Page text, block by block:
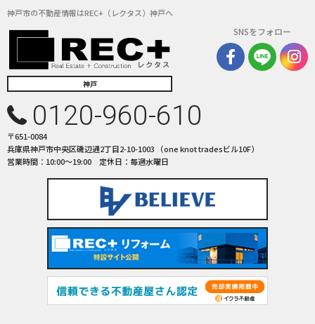
３．お客様の情報の利用目的
当社は、不動産についてのサービスをお客さまにご利用いただくにあた
り、各種の申込みの受付、訪問、提案、見積、各種の工事やサービス提供
等の機会に、当社が直接あるいは協力会社又は業務委託先等を通じて、お
客さまの個人情報（お客さまの電子メールアドレス、氏名、住所、電話番
号等）を取得いたしますが、これらの個人情報は下記の目的に利用させて
いただきます。
(1) 不動産についてのサービスの提供
(2) 不動産についてのサービスのアフターサービスの提供
(3) 不動産についてのサービスのお知らせ・ＰＲ、調査・データ集積、研
究開発
(4) ウェブサイトシステム管理会社（以下「サイト管理会社」といいま
(5) その他上記(1)から(4)に附随する業務の実施
なお、当社は、サイト管理会社が提供するサービス改善に必要な範囲で、
お客様の個人データをサイト管理会社に提供します。
このように提供された個人データにつきましては、サイト管理会社におい
て管理されることとなります。
サイト管理会社は、そのサービスの改善・向上を目指すことに加え、メー
ルマガジンなどによる情報提供、お客様による購買の分析をして、当社の
神戸市の不動産情報はREC+（レクタス）神戸へ
神戸
SNSをフォロー
0120-960-610
〒651-0084
兵庫県神戸市中央区磯辺通2丁目2-10-1003 （one knot tradesビル10F）
営業時間：10:00〜19:00 定休日：毎週水曜日